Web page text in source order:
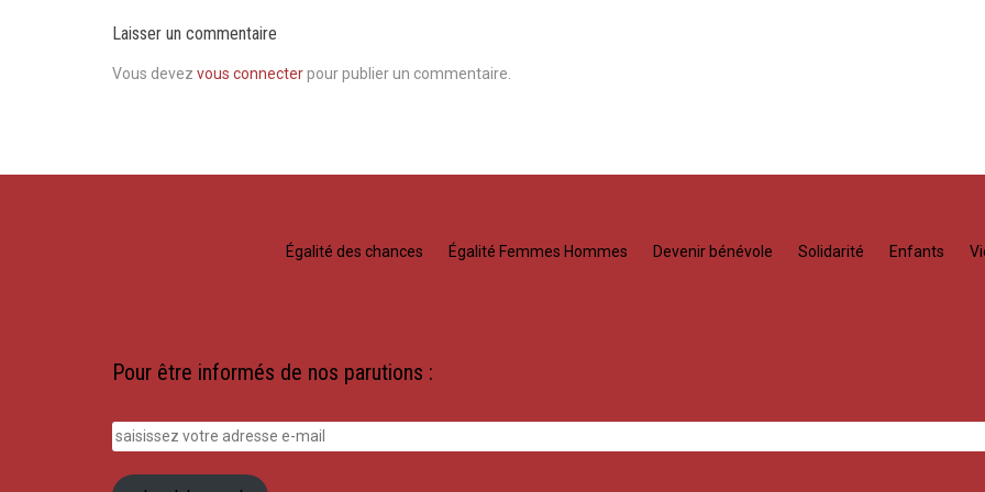
Laisser un commentaire
Vous devez vous connecterpour publier un commentaire.
Égalité des chances Égalité Femmes Hommes Devenir bénévole Solidarité Enfants
Pour être informés de nos parutions :
saisissez
votre
adresse